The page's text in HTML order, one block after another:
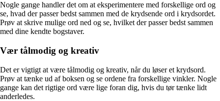
Nogle gange handler det om at eksperimentere med forskellige ord og
se, hvad der passer bedst sammen med de krydsende ord i krydsordet.
Prøv at skrive mulige ord ned og se, hvilket der passer bedst sammen
med dine kendte bogstaver.
Vær tålmodig og kreativ
Det er vigtigt at være tålmodig og kreativ, når du løser et krydsord.
Prøv at tænke ud af boksen og se ordene fra forskellige vinkler. Nogle
gange kan det rigtige ord være lige foran dig, hvis du tør tænke lidt
anderledes.